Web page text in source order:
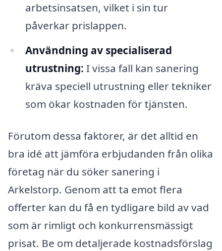
arbetsinsatsen, vilket i sin tur
påverkar prislappen.
Användning av specialiserad
utrustning: I vissa fall kan sanering
kräva speciell utrustning eller tekniker
som ökar kostnaden för tjänsten.
Förutom dessa faktorer, är det alltid en
bra idé att jämföra erbjudanden från olika
företag när du söker sanering i
Arkelstorp. Genom att ta emot flera
offerter kan du få en tydligare bild av vad
som är rimligt och konkurrensmässigt
prisat. Be om detaljerade kostnadsförslag